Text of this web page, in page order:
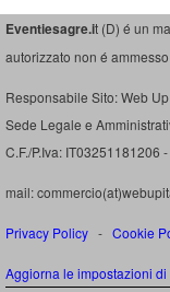
Eventiesagre.it (D) é un
autorizzato non é ammesso
Responsabile Sito: Web
Sede Legale e
C.F./P.Iva: IT03251181206
mail:
Privacy Policy - Cookie
Aggiorna le impostazioni